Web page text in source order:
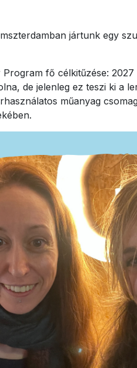
jártunk egy
fő célkitűzése:
de jelenleg ez teszi ki a
műanyag